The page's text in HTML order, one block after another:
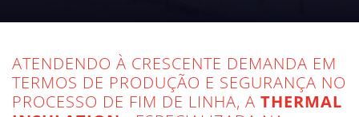
ATENDENDO À CRESCENTE DEMANDA EM
TERMOS DE PRODUÇÃO E SEGURANÇA NO
PROCESSO DE FIM DE LINHA, ATHERMAL